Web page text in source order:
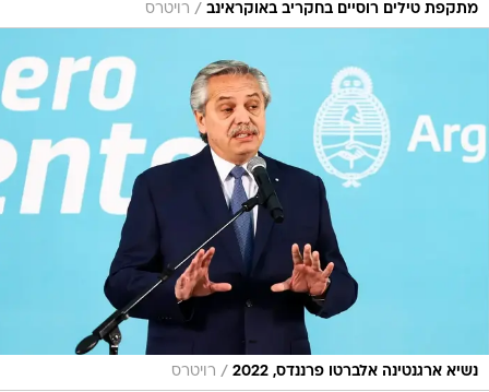
מתקפת טילים רוסיים בחקריב באוקראינב / רויטרס
נשיא ארגנטינה אלברטו פרננדס, 2022 / רויטרס